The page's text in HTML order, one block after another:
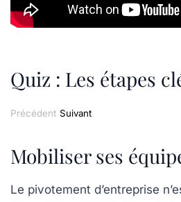
Quiz : Les étapes
Précédent Suivant
Mobiliser ses
Le pivotement d’entreprise